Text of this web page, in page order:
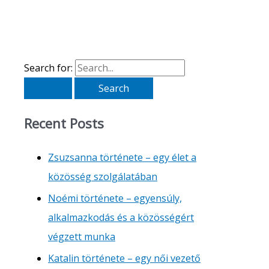
Search for:
Recent Posts
Zsuzsanna története – egy élet a
közösség szolgálatában
Noémi története – egyensúly,
alkalmazkodás és a közösségért
végzett munka
Katalin története – egy női vezető